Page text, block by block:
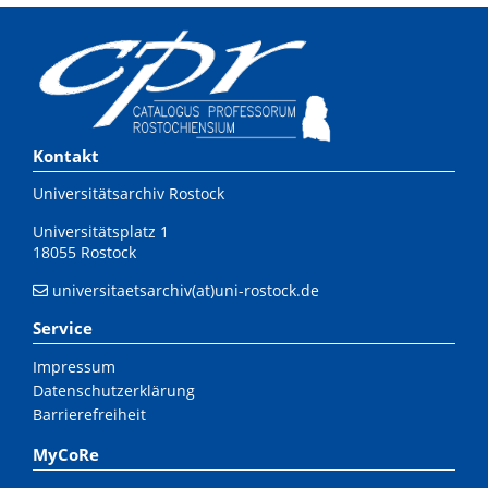
Kontakt
Universitätsarchiv Rostock
Universitätsplatz 1
18055 Rostock
universitaetsarchiv(at)uni-rostock.de
Service
Impressum
Datenschutzerklärung
Barrierefreiheit
MyCoRe